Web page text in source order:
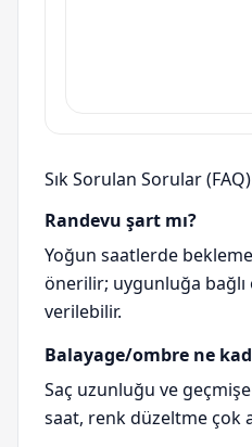
Sık Sorulan Sorular (FAQ)
Randevu şart mı?
Yoğun saatlerde
önerilir; uygunluğa
verilebilir.
Balayage/ombre ne
Saç uzunluğu ve
saat, renk düzeltme çok